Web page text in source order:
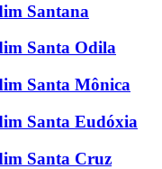
Santana
Santa Odila
Santa Mônica
Santa Eudóxia
Santa Cruz